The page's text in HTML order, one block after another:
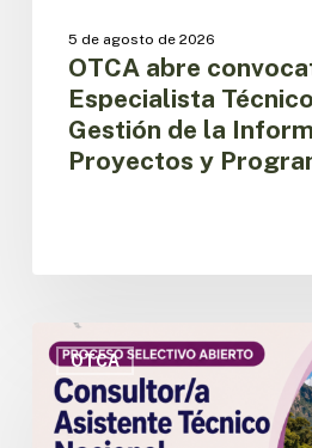
Programas
5 de agosto de 2026
OTCA abre
Especialista
Gestión de la
Proyectos y
OTCA
OTCA
abre
convocatoria
para
Consultor/a